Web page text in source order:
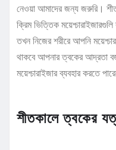
নেওয়া আমাদের জন্য জরুরি।
ক্রিম ভিত্তিক
তখন নিজের শরীরে আপনি
থাকবে আপনার ত্বকের আদ্রতা
ময়েশ্চারাইজার ব্যবহার করতে
শীতকালে ত্বকের